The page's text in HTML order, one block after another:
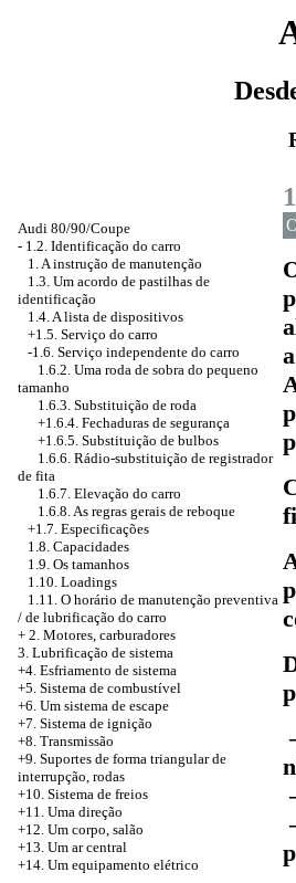
Audi 80/90/Coupe
- 1.2. Identificação do carro
1. A instrução de manutenção
1.3. Um acordo de pastilhas de
identificação
1.4. A lista de dispositivos
+1.5. Serviço do carro
-1.6. Serviço independente do carro
1.6.2. Uma roda de sobra do pequeno
tamanho
1.6.3. Substituição de roda
+1.6.4. Fechaduras de segurança
+1.6.5. Substituição de bulbos
1.6.6. Rádio-substituição de registrador
de fita
1.6.7. Elevação do carro
1.6.8. As regras gerais de reboque
+1.7. Especificações
1.8. Capacidades
1.9. Os tamanhos
1.10. Loadings
1.11. O horário de manutenção preventiva
/ de lubrificação do carro
+ 2. Motores, carburadores
3. Lubrificação de sistema
+4. Esfriamento de sistema
+5. Sistema de combustível
+6. Um sistema de escape
+7. Sistema de ignição
+8. Transmissão
+9. Suportes de forma triangular de
interrupção, rodas
+10. Sistema de freios
+11. Uma direção
+12. Um corpo, salão
+13. Um ar central
+14. Um equipamento elétrico